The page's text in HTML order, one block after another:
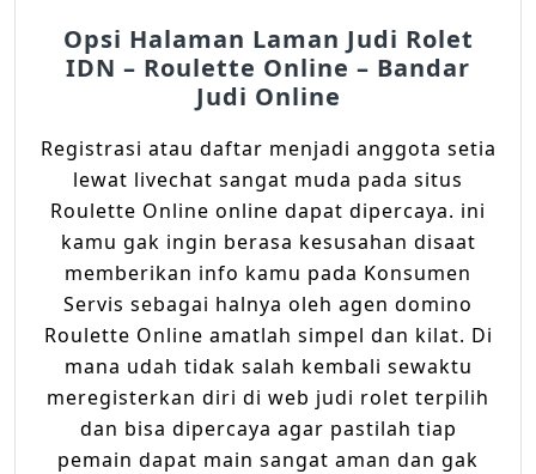
Opsi Halaman Laman Judi Rolet
IDN – Roulette Online – Bandar
Judi Online
Registrasi atau daftar menjadi anggota setia
lewat livechat sangat muda pada situs
Roulette Online online dapat dipercaya. ini
kamu gak ingin berasa kesusahan disaat
memberikan info kamu pada Konsumen
Servis sebagai halnya oleh agen domino
Roulette Online amatlah simpel dan kilat. Di
mana udah tidak salah kembali sewaktu
meregisterkan diri di web judi rolet terpilih
dan bisa dipercaya agar pastilah tiap
pemain dapat main sangat aman dan gak